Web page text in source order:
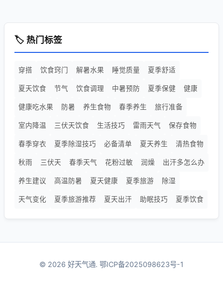
🏷️ 热门标签
穿搭 饮食窍门 解暑水果 睡觉质量 夏季舒适
夏天饮食 节气 饮食调理 中暑预防 夏季保健 健康
健康吃水果 防暑 养生食物 春季养生 旅行准备
室内降温 三伏天饮食 生活技巧 雷雨天气 保存食物
春季穿衣 夏季除湿技巧 必备清单 夏天养生 清热食物
秋雨 三伏天 春季天气 花粉过敏 润燥 出汗多怎么办
养生建议 高温防暑 夏天健康 夏季旅游 除湿
天气变化 夏季旅游推荐 夏天出汗 助眠技巧 夏季饮食
© 2026 好天气通. 鄂ICP备2025098623号-1